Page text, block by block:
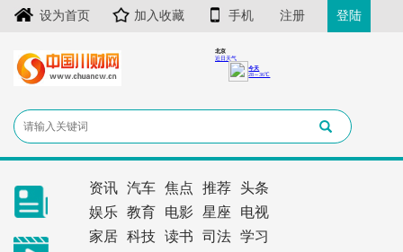
设为首页 加入收藏 手机 注册 登陆
资讯 汽车 焦点 推荐
头条
娱乐
教育 电影 星座
电视
家居
科技 读书 司法
学习